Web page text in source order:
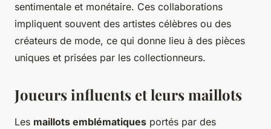
sentimentale et monétaire. Ces collaborations
impliquent souvent des artistes célèbres ou des
créateurs de mode, ce qui donne lieu à des pièces
uniques et prisées par les collectionneurs.
Joueurs influents et leurs maillots
Les maillots emblématiques portés par des